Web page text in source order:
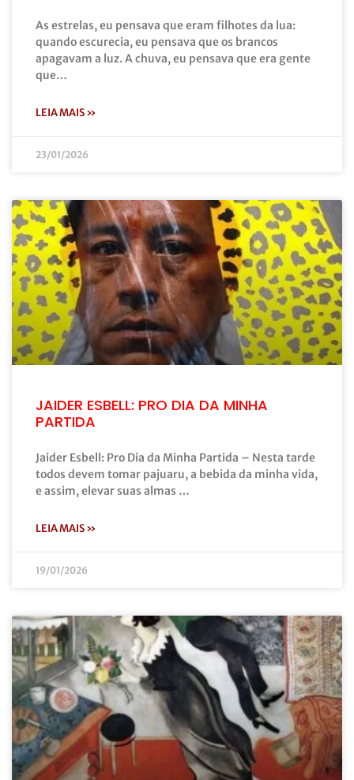
As estrelas, eu pensava que eram filhotes da lua:
quando escurecia, eu pensava que os brancos
apagavam a luz. A chuva, eu pensava que era gente
que…
LEIA MAIS »
23/01/2026
JAIDER ESBELL: PRO DIA DA MINHA
PARTIDA
Jaider Esbell: Pro Dia da Minha Partida – Nesta tarde
todos devem tomar pajuaru, a bebida da minha vida,
e assim, elevar suas almas …
LEIA MAIS »
19/01/2026